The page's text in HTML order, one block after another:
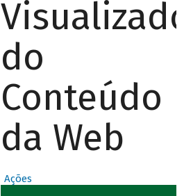
Visualizador
do
Conteúdo
da Web
Ações